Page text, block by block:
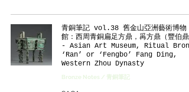
青銅筆記 vol.38 舊金山亞洲藝術博物
館：西周青銅扁足方鼎，爯方鼎（豐伯鼎
- Asian Art Museum, Ritual
‘Ran’ or ‘Fengbo’ Fang Ding,
Western Zhou Dynasty
Bronze Notes / 青銅筆記